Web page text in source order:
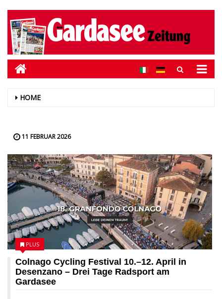
HOME
11 FEBRUAR 2026
Colnago Cycling Festival 10.–12. April in
Desenzano – Drei Tage Radsport am
Gardasee
PLUS